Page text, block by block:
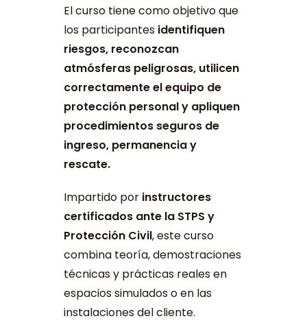
El curso tiene como objetivo que
los participantes identifiquen
riesgos, reconozcan
atmósferas peligrosas, utilicen
correctamente el equipo de
protección personal y apliquen
procedimientos seguros de
ingreso, permanencia y
rescate.
Impartido por instructores
certificados ante la STPS y
Protección Civil, este curso
combina teoría, demostraciones
técnicas y prácticas reales en
espacios simulados o en las
instalaciones del cliente.